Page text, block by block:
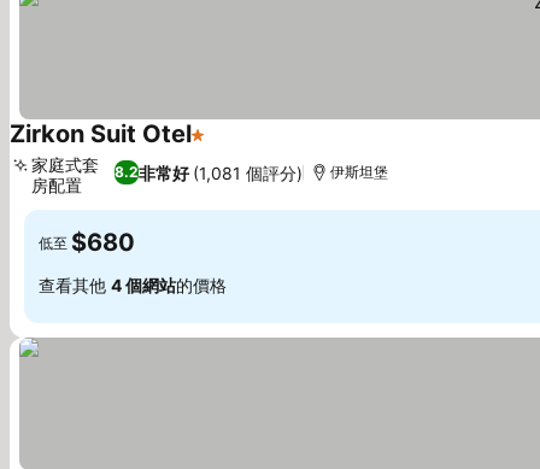
Zirkon Suit Otel1 星級
8.2非常好 (1,081 個評分)
家庭式套
房配置
伊斯坦堡
低至 $680
查看其他 4 個網站的價格